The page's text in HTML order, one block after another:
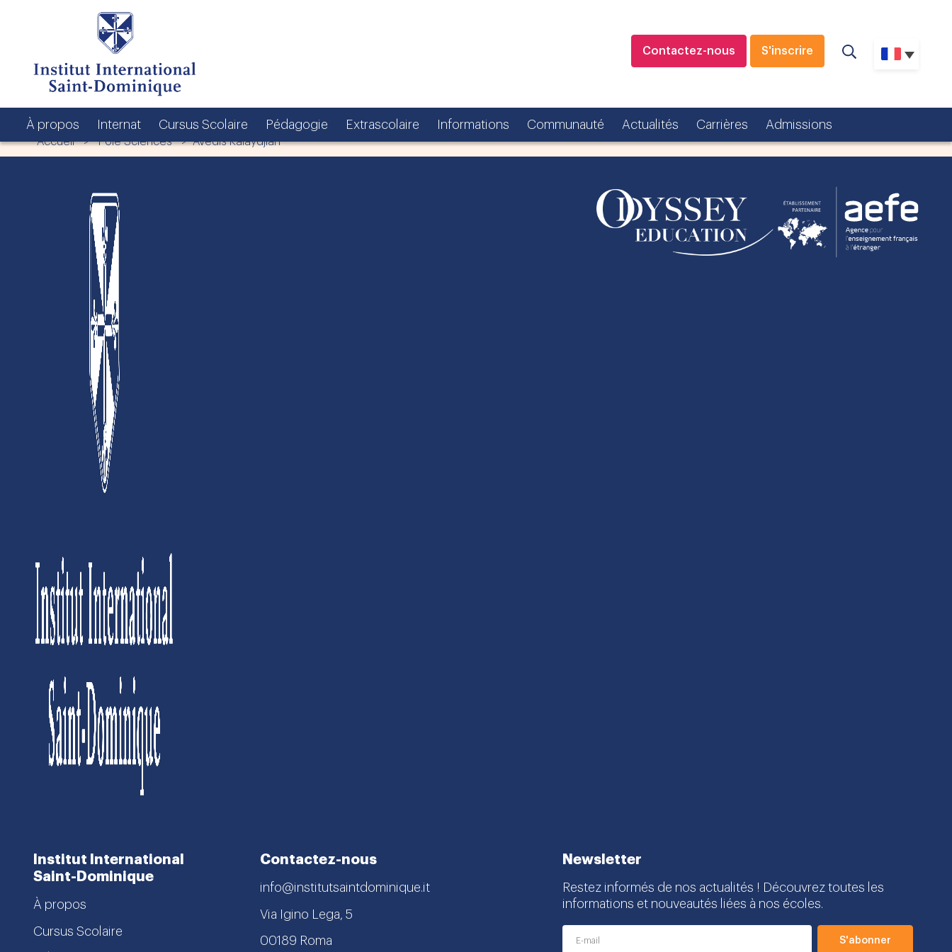
Contactez-nous S'inscrire
À propos Internat Cursus Scolaire Pédagogie Extrascolaire Informations Communauté Actualités Carrières Admissions
Accueil > Pôle Sciences > Avedis Kalaydjian
Institut International
Saint-Dominique
À propos
Cursus Scolaire
Contactez-nous
info@institutsaintdominique.it
Via Igino Lega, 5
00189 Roma
Newsletter
Restez informés de nos actualités ! Découvrez toutes les
informations et nouveautés liées à nos écoles.